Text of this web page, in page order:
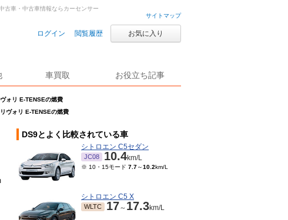
サイトマップ
ログイン 閲覧履歴 お気に入り
車買取 お役立ち記事
ォリ E-TENSEの燃費
ヴォリ E-TENSEの燃費
古車・中古車情報ならカーセンサー
DS9とよく比較されている車
シトロエン C5セダン
JC08 10.4km/L
※ 10・15モード 7.7～10.2km/L
シトロエン C5 X
WLTC 17～ 17.3km/L